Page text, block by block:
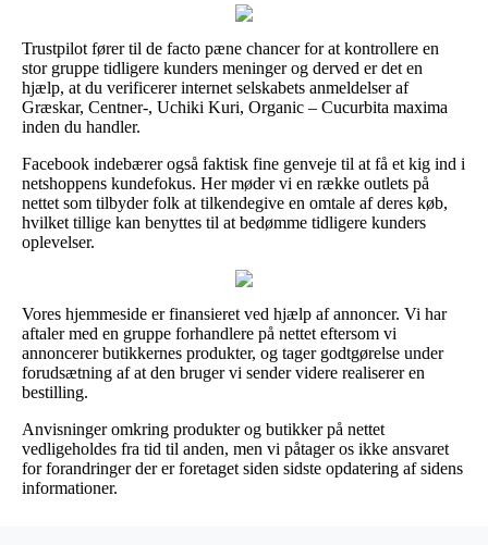
Trustpilot fører til de facto pæne chancer for at kontrollere en
stor gruppe tidligere kunders meninger og derved er det en
hjælp, at du verificerer internet selskabets anmeldelser af
Græskar, Centner-, Uchiki Kuri, Organic – Cucurbita maxima
inden du handler.
Facebook indebærer også faktisk fine genveje til at få et kig ind i
netshoppens kundefokus. Her møder vi en række outlets på
nettet som tilbyder folk at tilkendegive en omtale af deres køb,
hvilket tillige kan benyttes til at bedømme tidligere kunders
oplevelser.
Vores hjemmeside er finansieret ved hjælp af annoncer. Vi har
aftaler med en gruppe forhandlere på nettet eftersom vi
annoncerer butikkernes produkter, og tager godtgørelse under
forudsætning af at den bruger vi sender videre realiserer en
bestilling.
Anvisninger omkring produkter og butikker på nettet
vedligeholdes fra tid til anden, men vi påtager os ikke ansvaret
for forandringer der er foretaget siden sidste opdatering af sidens
informationer.